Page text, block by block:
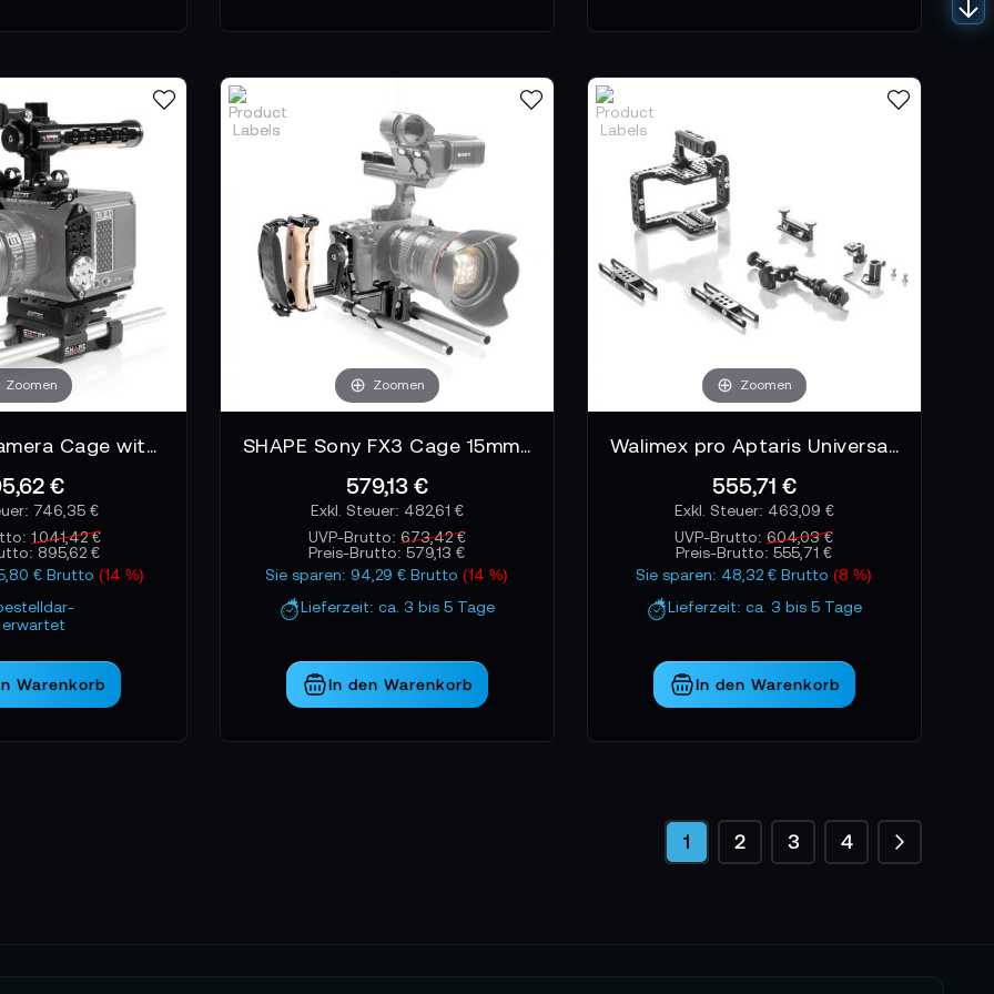
Zoomen
Shape full Camera Cage with 15mm LW Rod System for RED Komodo
€
746,35 €
1.041,42 €
895,62 €
€ Brutto(14 %)
erwartet
Warenkorb
Zoomen
SHAPE Sony FX3 Cage 15mm LW Rod System
579,13 €
482,61 €
UVP-Brutto: 673,42 €
Preis-Brutto:579,13 €
Sie sparen: 94,29 € Brutto(14 %)
Lieferzeit: ca. 3 bis 5 Tage
In den Warenkorb
Zoomen
Walimex pro Aptaris Universal Frame PLUS Set
555,71 €
463,09 €
UVP-Brutto: 604,03 €
Preis-Brutto:555,71 €
Sie sparen: 48,32 € Brutto(8 %)
Lieferzeit: ca. 3 bis 5 Tage
In den Warenkorb
SeiteSie lesen gerade die Seite
1 Seite
2 Seite
3 Seite
4